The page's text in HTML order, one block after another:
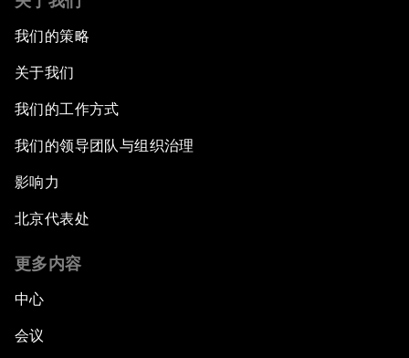
我们的策略
关于我们
我们的工作方式
我们的领导团队与组织治理
影响力
北京代表处
更多内容
中心
会议